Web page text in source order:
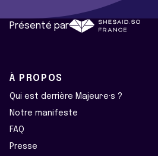
Présenté par
À PROPOS
Qui est derrière Majeur·e·s ?
Notre manifeste
FAQ
Presse